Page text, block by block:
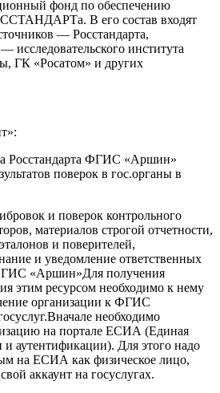
фонд по обеспечению
В его состав входят
— Росстандарта,
исследовательского института
ГК «Росатом» и других
Росстандарта ФГИС «Аршин»
поверок в гос.органы в
и поверок контрольного
материалов строгой отчетности,
и поверителей,
и уведомление ответственных
«Аршин»Для получения
этим ресурсом необходимо к нему
организации к ФГИС
необходимо
на портале ЕСИА (Единая
аутентификации). Для этого надо
на ЕСИА как физическое лицо,
аккаунт на госуслугах.